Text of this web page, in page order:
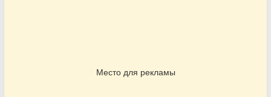
Место для рекламы